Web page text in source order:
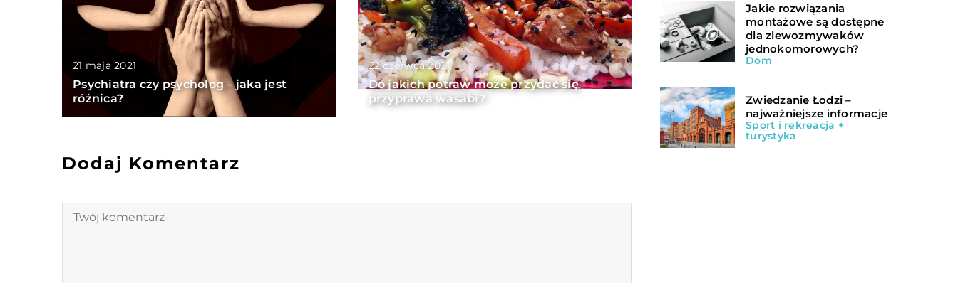
21 maja 2021
Psychiatra czy psycholog – jaka jest
różnica?
22 czerwca 2021
Do jakich potraw może przydać się
przyprawa wasabi?
Dodaj Komentarz
Jakie rozwiązania
montażowe są dostępne
dla zlewozmywaków
jednokomorowych?
Dom
Zwiedzanie Łodzi –
najważniejsze informacje
Sport i rekreacja +
turystyka